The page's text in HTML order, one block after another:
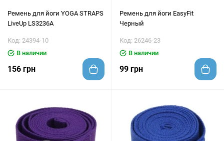
Ремень для йоги YOGA STRAPS
LiveUp LS3236A
Код: 24394-10
В наличии
156 грн
Ремень для йоги EasyFit
Черный
Код: 26246-23
В наличии
99 грн